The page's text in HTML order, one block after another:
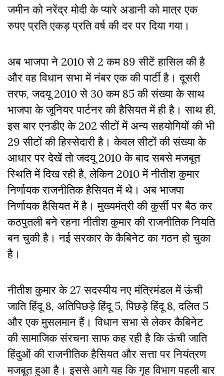
जमीन को नरेंद्र मोदी के प्यारे अडानी को मात्र एक
रुपए प्रति एकड़ प्रति वर्ष की दर पर दिया गया।
अब भाजपा ने 2010 से 2 कम 89 सीटें हासिल की है
और वह विधान सभा में नंबर एक की पार्टी है। दूसरी
तरफ, जदयू 2010 से 30 कम 85 की संख्या के साथ
भाजपा के जूनियर पार्टनर की हैसियत में ही है। साथ ही,
इस बार एनडीए के 202 सीटों में अन्य सहयोगियों की भी
29 सीटों की हिस्सेदारी है। केवल सीटों की संख्या के
आधार पर देखें तो जदयू 2010 के बाद सबसे मजबूत
स्थिति में दिख रही है, लेकिन 2010 में नीतीश कुमार
निर्णायक राजनीतिक हैसियत में थे। अब भाजपा
निर्णायक हैसियत में है। मुख्यमंत्री की कुर्सी पर बैठ कर
कठपुतली बने रहना नीतीश कुमार की राजनीतिक नियति
बन चुकी है। नई सरकार के कैबिनेट का गठन हो चुका
है।
नीतीश कुमार के 27 सदस्यीय नए मंत्रिमंडल में ऊंची
जाति हिंदू 8, अतिपिछड़े हिंदू 5, पिछड़े हिंदू 8, दलित 5
और एक मुसलमान हैं। विधान सभा से लेकर कैबिनेट
की सामाजिक संरचना साफ कह रही है कि ऊंची जाति
हिंदुओं की राजनीतिक हैसियत और सत्ता पर नियंत्रण
मजबूत हुआ है। इससे आगे यह कि गृह विभाग पहली बार